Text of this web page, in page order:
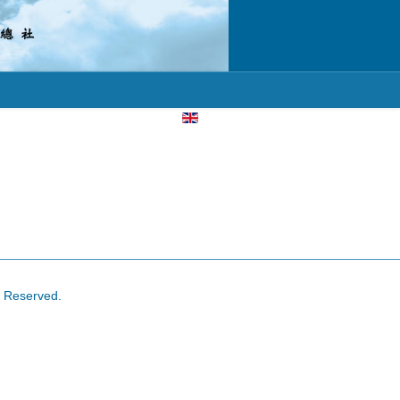
選擇你的語言